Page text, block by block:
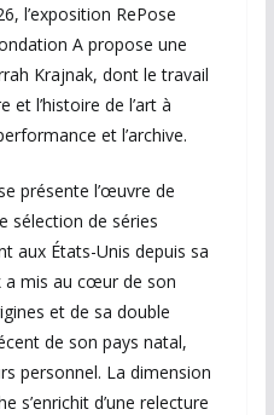
l’exposition RePose
A propose une
Krajnak, dont le travail
et l’histoire de l’art à
et l’archive.
présente l’œuvre de
sélection de séries
aux États-Unis depuis sa
a mis au cœur de son
et de sa double
de son pays natal,
personnel. La dimension
s’enrichit d’une relecture